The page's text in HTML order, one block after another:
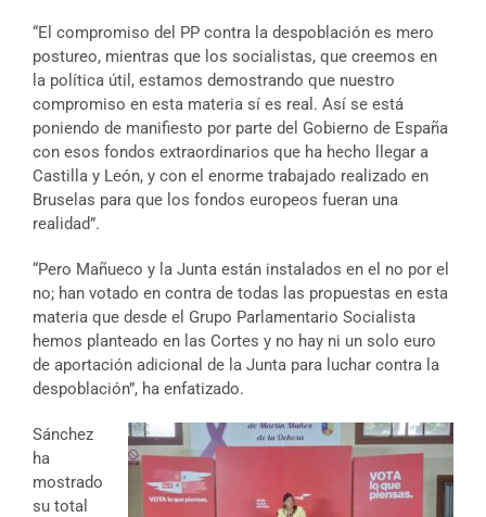
“El compromiso del PP contra la despoblación es mero
postureo, mientras que los socialistas, que creemos en
la política útil, estamos demostrando que nuestro
compromiso en esta materia sí es real. Así se está
poniendo de manifiesto por parte del Gobierno de España
con esos fondos extraordinarios que ha hecho llegar a
Castilla y León, y con el enorme trabajado realizado en
Bruselas para que los fondos europeos fueran una
realidad”.
“Pero Mañueco y la Junta están instalados en el no por el
no; han votado en contra de todas las propuestas en esta
materia que desde el Grupo Parlamentario Socialista
hemos planteado en las Cortes y no hay ni un solo euro
de aportación adicional de la Junta para luchar contra la
despoblación”, ha enfatizado.
Sánchez
ha
mostrado
su total